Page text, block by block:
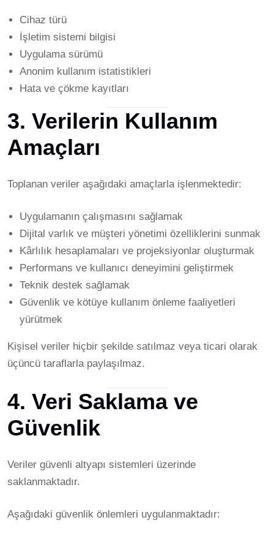
Cihaz türü
İşletim sistemi bilgisi
Uygulama sürümü
Anonim kullanım istatistikleri
Hata ve çökme kayıtları
3. Verilerin Kullanım
Amaçları
Toplanan veriler aşağıdaki amaçlarla işlenmektedir:
Uygulamanın çalışmasını sağlamak
Dijital varlık ve müşteri yönetimi özelliklerini sunmak
Kârlılık hesaplamaları ve projeksiyonlar oluşturmak
Performans ve kullanıcı deneyimini geliştirmek
Teknik destek sağlamak
Güvenlik ve kötüye kullanım önleme faaliyetleri
yürütmek
Kişisel veriler hiçbir şekilde satılmaz veya ticari olarak
üçüncü taraflarla paylaşılmaz.
4. Veri Saklama ve
Güvenlik
Veriler güvenli altyapı sistemleri üzerinde
saklanmaktadır.
Aşağıdaki güvenlik önlemleri uygulanmaktadır: